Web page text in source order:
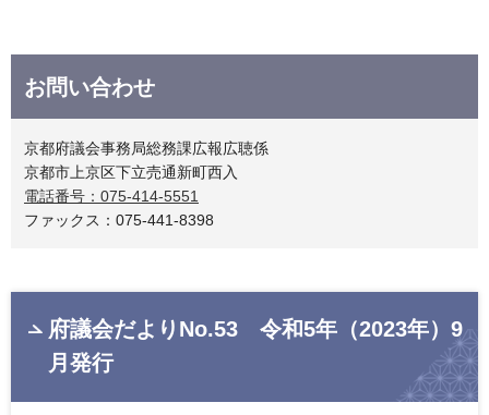
お問い合わせ
京都府議会事務局総務課広報広聴係
京都市上京区下立売通新町西入
電話番号：075-414-5551
ファックス：075-441-8398
府議会だよりNo.53 令和5年（2023年）9
月発行